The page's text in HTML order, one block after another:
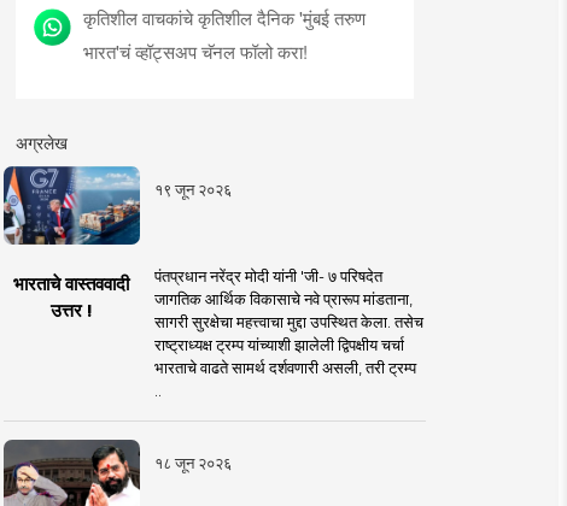
कृतिशील वाचकांचे कृतिशील दैनिक 'मुंबई तरुण
भारत'चं व्हॉट्सअप चॅनल फॉलो करा!
अग्रलेख
१९ जून २०२६
भारताचे वास्तववादी
उत्तर !
पंतप्रधान नरेंद्र मोदी यांनी 'जी- ७ परिषदेत
जागतिक आर्थिक विकासाचे नवे प्रारूप मांडताना,
सागरी सुरक्षेचा महत्त्वाचा मुद्दा उपस्थित केला. तसेच
राष्ट्राध्यक्ष ट्रम्प यांच्याशी झालेली द्विपक्षीय चर्चा
भारताचे वाढते सामर्थ दर्शवणारी असली, तरी ट्रम्प
१८ जून २०२६